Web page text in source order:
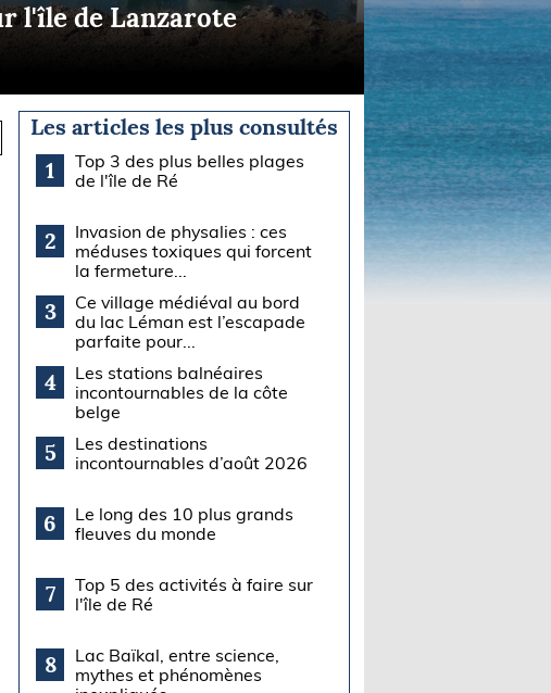
l'île de Lanzarote
Les articles les plus consultés
1
Top 3 des plus belles plages
de l'île de Ré
2
Invasion de physalies : ces
méduses toxiques qui forcent
la fermeture...
3
Ce village médiéval au bord
du lac Léman est l’escapade
parfaite pour...
4
Les stations balnéaires
incontournables de la côte
belge
5
Les destinations
incontournables d’août 2026
6
Le long des 10 plus grands
fleuves du monde
7
Top 5 des activités à faire sur
l'île de Ré
8
Lac Baïkal, entre science,
mythes et phénomènes